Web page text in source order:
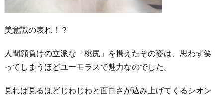
美意識の表れ！？
人間顔負けの立派な「桃尻」を携えたその姿は、思わず笑
ってしまうほどユーモラスで魅力なのでした。
見れば見るほどじわじわと面白さが込み上げてくるシオン